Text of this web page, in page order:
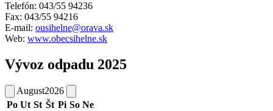
Telefón: 043/55 94236
Fax: 043/55 94216
E-mail: ousihelne@orava.sk
Web: www.obecsihelne.sk
Vývoz odpadu 2025
August2026
Po Ut St Št Pi So Ne